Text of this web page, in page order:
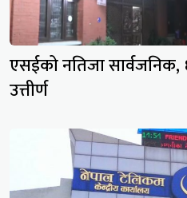
एसईको नतिजा सार्वजनिक,
उत्तीर्ण